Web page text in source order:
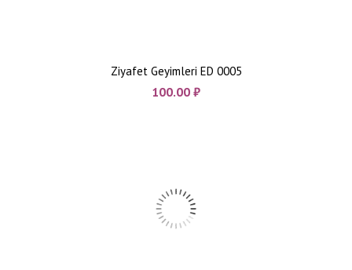
Ziyafet Geyimleri ED 0005
100.00 ₼